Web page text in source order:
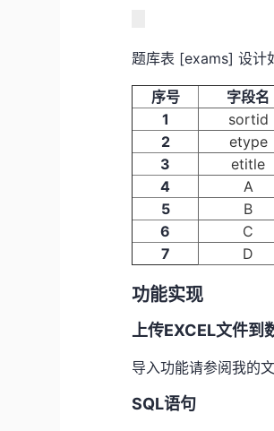
题库表 [exams] 设计
序号 字段名
1
sortid
2
etype
3
etitle
4
A
5
B
6
C
7
D
功能实现
上传EXCEL文件到
导入功能请参阅我的
SQL语句